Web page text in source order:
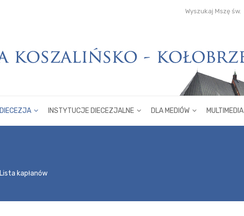
Wyszukaj Mszę św.
DIECEZJA INSTYTUCJE DIECEZJALNE DLA MEDIÓW MULTIMEDIA
Lista kapłanów